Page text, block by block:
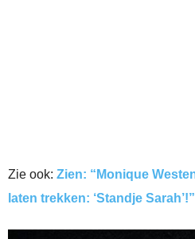
Zie ook: Zien: “Monique
laten trekken: ‘Standje Sarah’!”